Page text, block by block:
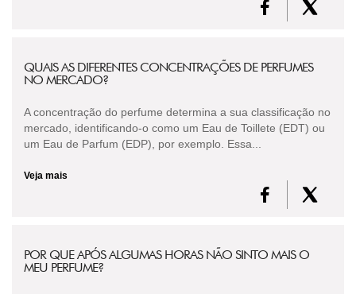
QUAIS AS DIFERENTES CONCENTRAÇÕES DE PERFUMES
NO MERCADO?
A concentração do perfume determina a sua classificação no
mercado, identificando-o como um Eau de Toillete (EDT) ou
um Eau de Parfum (EDP), por exemplo. Essa...
Veja mais
POR QUE APÓS ALGUMAS HORAS NÃO SINTO MAIS O
MEU PERFUME?